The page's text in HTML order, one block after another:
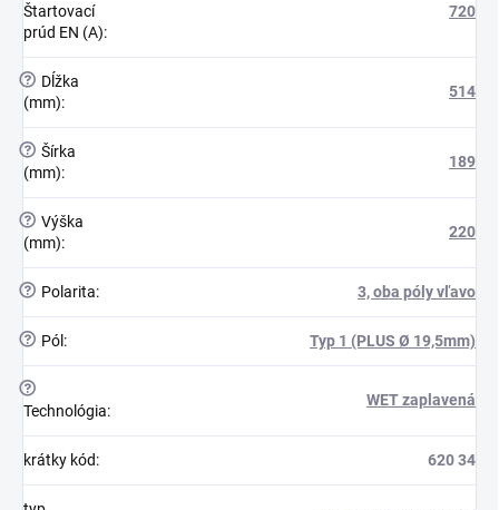
Štartovací
prúd EN (A):
720
?
Dĺžka
(mm):
514
? Šírka
(mm):
189
? Výška
(mm):
220
? Polarita: 3, oba póly vľavo
? Pól: Typ 1 (PLUS Ø 19,5mm)
?
Technológia:
WET zaplavená
krátky kód: 620 34